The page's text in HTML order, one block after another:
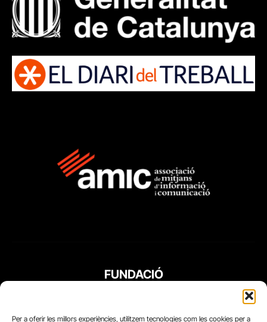
Per a oferir les millors experiències, utilitzem tecnologies com les cookies per a
FUNDACIÓ